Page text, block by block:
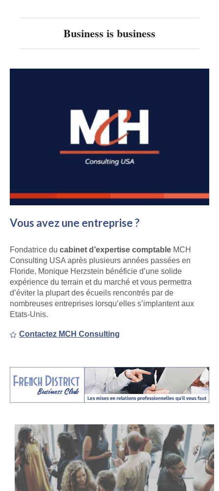
Business is business
Vous avez une entreprise ?
Fondatrice du cabinet d’expertise comptable MCH
Consulting USA après plusieurs années passées en
Floride, Monique Herzstein bénéficie d’une solide
expérience du terrain et du marché et vous permettra
d’éviter la plupart des écueils rencontrés par de
nombreuses entreprises lorsqu’elles s’implantent aux
Etats-Unis.
Contactez MCH Consulting